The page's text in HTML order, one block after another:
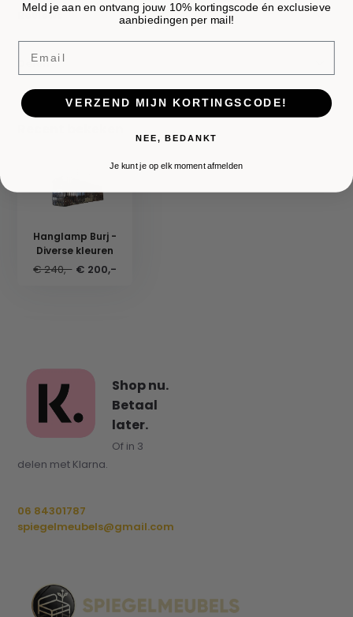
Reviews
Delen
Hanglamp Burj -
Diverse kleuren
€ 240,- € 200,-
Shop nu.
Betaal
later.
Of in 3
delen met Klarna.
06 84301787
spiegelmeubels@gmail.com
Meld je aan en ontvang jouw 10% kortingscode én exclusieve
aanbiedingen per mail!
Email
VERZEND MIJN KORTINGSCODE!
NEE, BEDANKT
Je kunt je op elk moment afmelden